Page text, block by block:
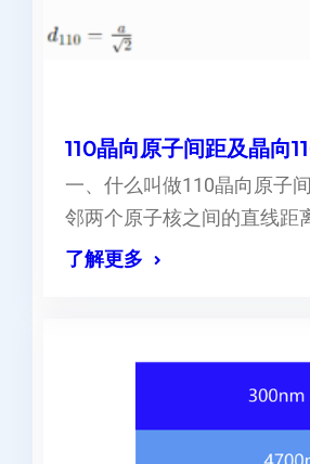
110晶向原子间距及晶向
一、什么叫做110晶向原子
邻两个原子核之间的直线距
了解更多